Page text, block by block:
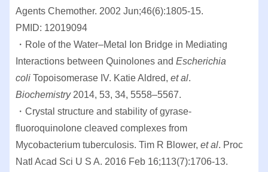
Agents Chemother. 2002 Jun;46(6):1805-15.
PMID: 12019094
・Role of the Water–Metal Ion Bridge in Mediating
Interactions between Quinolones and Escherichia
coli Topoisomerase IV. Katie Aldred, et al.
Biochemistry2014, 53, 34, 5558–5567.
・Crystal structure and stability of gyrase-
fluoroquinolone cleaved complexes from
Mycobacterium tuberculosis. Tim R Blower, et al. Proc
Natl Acad Sci U S A. 2016 Feb 16;113(7):1706-13.